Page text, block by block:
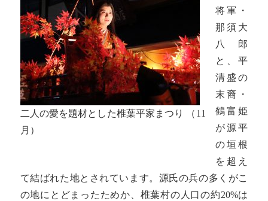
二人の愛を題材とした椎葉平家まつり （11
月）
将軍・
那須大
八郎
と、平
清盛の
末裔・
鶴富姫
が源平
の垣根
を超え
て結ばれた地とされています。源氏の兵の多くがこ
の地にとどまったためか、椎葉村の人口の約20%は